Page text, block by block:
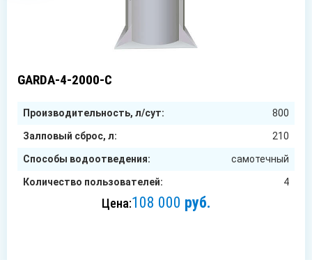
GARDA-4-2000-C
Производительность, л/сут: 800
Залповый сброс, л: 210
Способы водоотведения: самотечный
Количество пользователей: 4
Цена:108 000 руб.